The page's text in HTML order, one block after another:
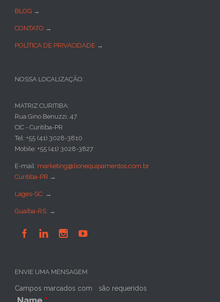
BLOG →
CONTATO →
POLÍTICA DE PRIVACIDADE →
NOSSA LOCALIZAÇÃO:
MATRIZ CURITIBA:
Rua Gino Benuzzi, 47
CIC - Curitiba-PR
Tel: +55 (41) 3028-3810
Mobile: +55 (41) 3028-3827
E-mail: marketing@lionequipamentos.com.br
Curitiba-PR →
Lages-SC: →
Guaíba-RS: →
   
ENVIE UMA MENSAGEM:
Campos marcados com * são requeridos